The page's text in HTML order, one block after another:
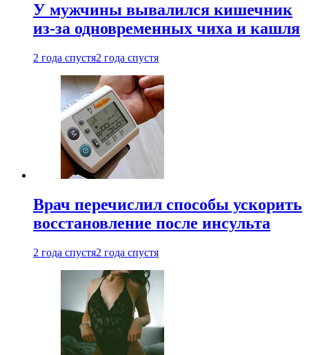
У мужчины вывалился кишечник
из-за одновременных чиха и кашля
2 года спустя2 года спустя
Врач перечислил способы ускорить
восстановление после инсульта
2 года спустя2 года спустя